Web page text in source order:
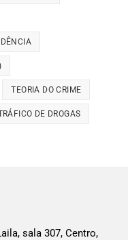
TEORIA DO CRIME
DE DROGAS
sala 307, Centro,